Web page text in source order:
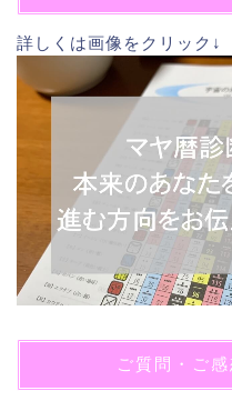
詳しくは画像をクリック↓
ご質問・ご